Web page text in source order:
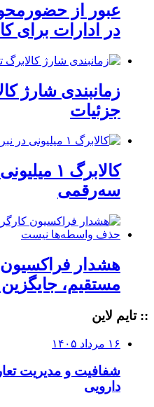
عبور از
در ادارات برای
زمانبندی شارژ
جزئیات
کالابرگ ۱
سه‌رقمی
هشدار
مستقیم،
:: تایم لاین
۱۶ مرداد ۱۴۰۵
شفافیت و مدیریت
دارویی